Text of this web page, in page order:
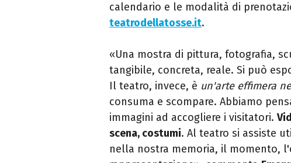
calendario e le modalità di
teatrodellatosse.it.
«Una mostra di pittura, fotografia,
tangibile, concreta, reale. Si può
Il teatro, invece, è un'arte effimera
consuma e scompare. Abbiamo
immagini ad accogliere i visitatori.
scena, costumi. Al teatro si assiste
nella nostra memoria, il momento,